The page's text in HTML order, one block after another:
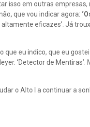
isso em outras
que vou indicar agora:
eficazes’. Já
eu indico, que eu
‘Detector de
o Alto I a continuar a